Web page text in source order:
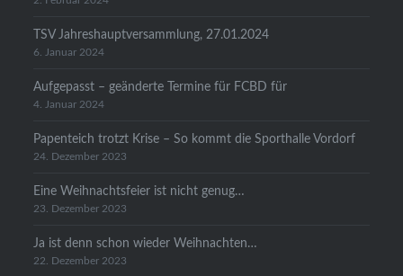
TSV Jahreshauptversammlung, 27.01.2024
6. Januar 2024
Aufgepasst – geänderte Termine für FCBD für
4. Januar 2024
Papenteich trotzt Krise – So kommt die Sporthalle Vordorf
24. Dezember 2023
Eine Weihnachtsfeier ist nicht genug…
23. Dezember 2023
Ja ist denn schon wieder Weihnachten…
22. Dezember 2023